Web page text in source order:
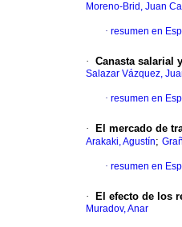
Moreno-Brid, Juan
· resumen en
· Canasta salarial
Salazar Vázquez,
· resumen en
· El mercado de
Arakaki, Agustín;
· resumen en
· El efecto de los
Muradov, Anar